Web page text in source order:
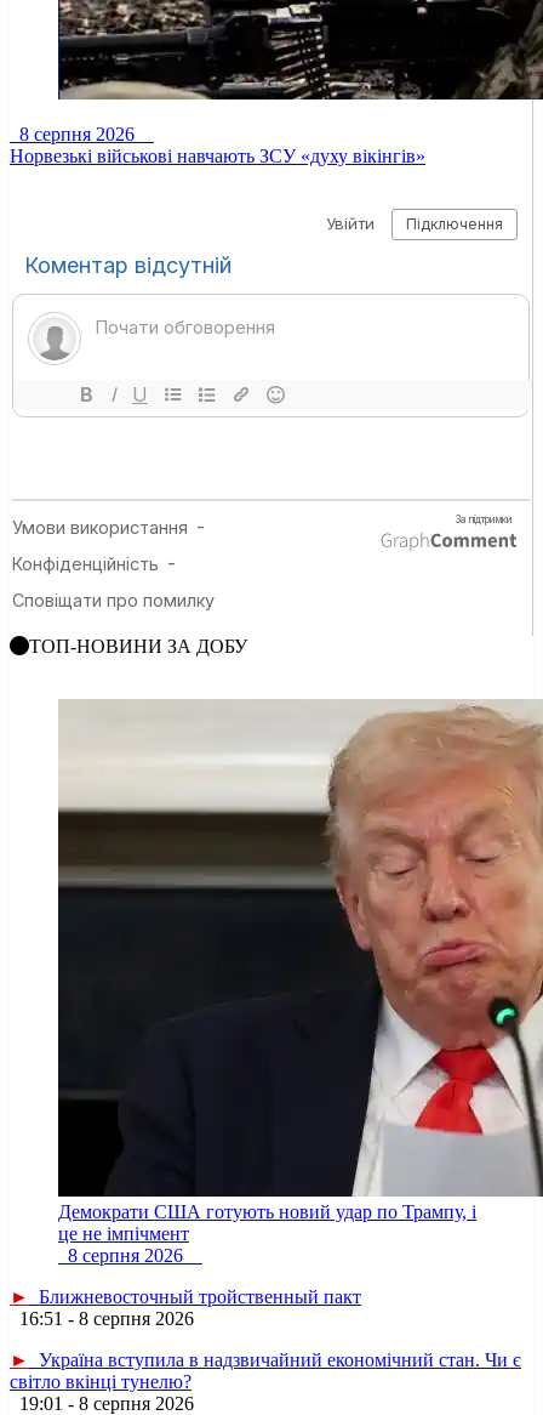
8 серпня 2026
Норвезькі військові навчають ЗСУ «духу вікінгів»
ТОП-НОВИНИ ЗА ДОБУ
Демократи США готують новий удар по Трампу, і
це не імпічмент
8 серпня 2026
►
Ближневосточный тройственный пакт
16:51 - 8 серпня 2026
►
Україна вступила в надзвичайний економічний стан. Чи є
світло вкінці тунелю?
19:01 - 8 серпня 2026